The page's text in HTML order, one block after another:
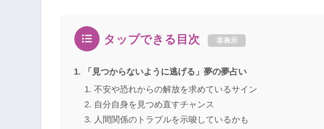
タップできる目次 非表示
「見つからないように逃げる」夢の夢占い
不安や恐れからの解放を求めているサイン
自分自身を見つめ直すチャンス
人間関係のトラブルを示唆しているかも